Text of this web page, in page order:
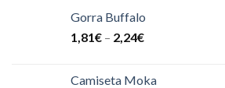
Gorra Buffalo
1,81€ – 2,24€
Camiseta Moka